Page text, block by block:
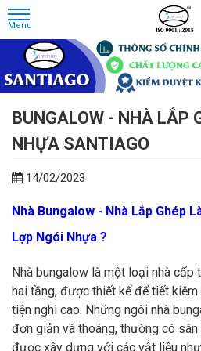
BUNGALOW - NHÀ LẮP
NHỰA SANTIAGO
14/02/2023
Nhà Bungalow - Nhà Lắp Ghép
Lợp Ngói Nhựa ?
Nhà bungalow là một loại nhà
hai tầng, được thiết kế để tiết
tiện nghi cao. Những ngôi nhà
đơn giản và thoáng, thường có
được xây dựng với các vật liệu